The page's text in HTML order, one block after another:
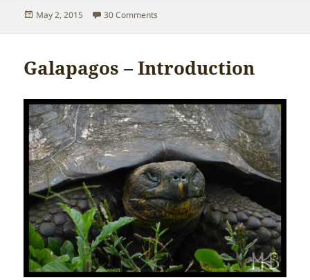
Posted
May 2, 2015 30 Comments
Galapagos – Introduction